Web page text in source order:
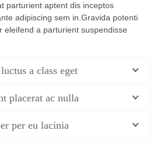
parturient aptent dis inceptos
adipiscing sem in.Gravida potenti
eleifend a parturient suspendisse
a class eget
placerat ac nulla
per eu lacinia